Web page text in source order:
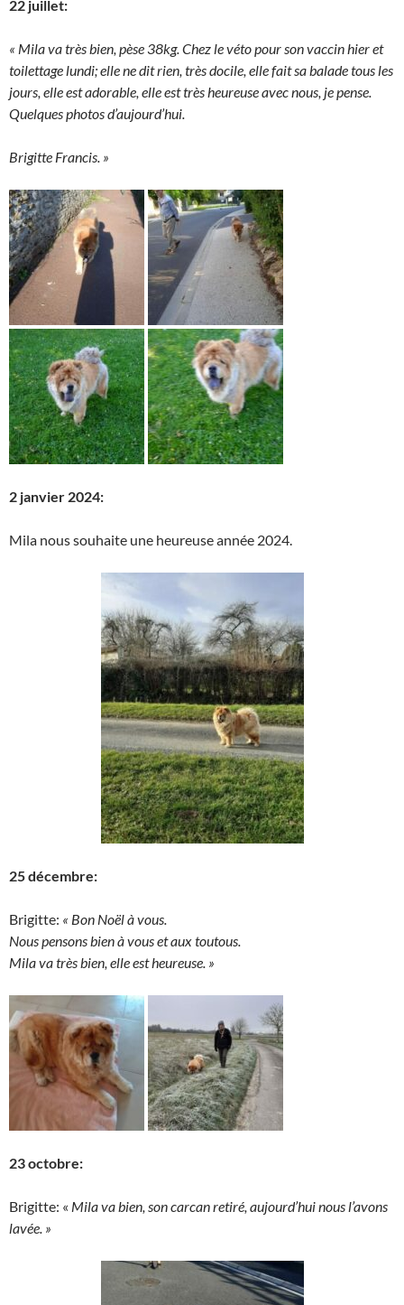
22 juillet:
« Mila va très bien, pèse 38kg. Chez le véto pour son vaccin hier et
toilettage lundi; elle ne dit rien, très docile, elle fait sa balade tous les
jours, elle est adorable, elle est très heureuse avec nous, je pense.
Quelques photos d’aujourd’hui.
Brigitte Francis. »
2 janvier 2024:
Mila nous souhaite une heureuse année 2024.
25 décembre:
Brigitte: « Bon Noël à vous.
Nous pensons bien à vous et aux toutous.
Mila va très bien, elle est heureuse. »
23 octobre:
Brigitte: « Mila va bien, son carcan retiré, aujourd’hui nous l’avons
lavée. »